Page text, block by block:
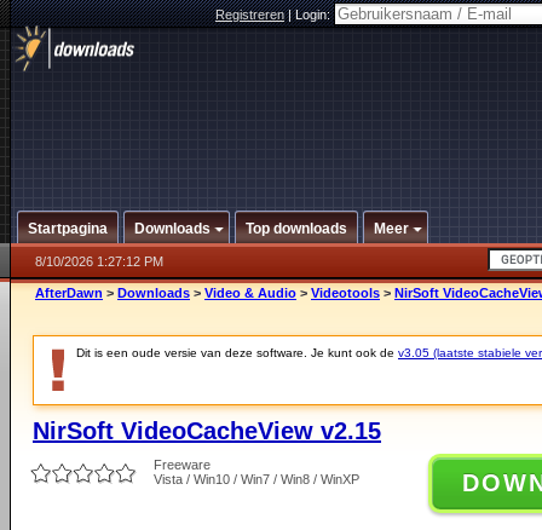
Registreren|Login:
Startpagina Downloads Top downloads Meer
8/10/2026 1:27:12 PM
AfterDawn > Downloads > Video & Audio > Videotools > NirSoft
Dit is een oude versie van deze software. Je kunt ook de v3.05 (laatste stabiele
NirSoft VideoCacheView v2.15
Freeware
Vista / Win10 / Win7 / Win8 / WinXP